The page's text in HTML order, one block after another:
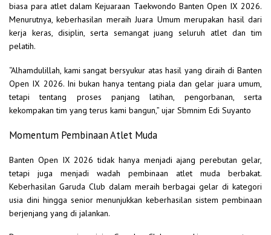
biasa para atlet dalam Kejuaraan Taekwondo Banten Open IX 2026.
Menurutnya, keberhasilan meraih Juara Umum merupakan hasil dari
kerja keras, disiplin, serta semangat juang seluruh atlet dan tim
pelatih.
“Alhamdulillah, kami sangat bersyukur atas hasil yang diraih di Banten
Open IX 2026. Ini bukan hanya tentang piala dan gelar juara umum,
tetapi tentang proses panjang latihan, pengorbanan, serta
kekompakan tim yang terus kami bangun,” ujar Sbmnim Edi Suyanto
Momentum Pembinaan Atlet Muda
Banten Open IX 2026 tidak hanya menjadi ajang perebutan gelar,
tetapi juga menjadi wadah pembinaan atlet muda berbakat.
Keberhasilan Garuda Club dalam meraih berbagai gelar di kategori
usia dini hingga senior menunjukkan keberhasilan sistem pembinaan
berjenjang yang di jalankan.